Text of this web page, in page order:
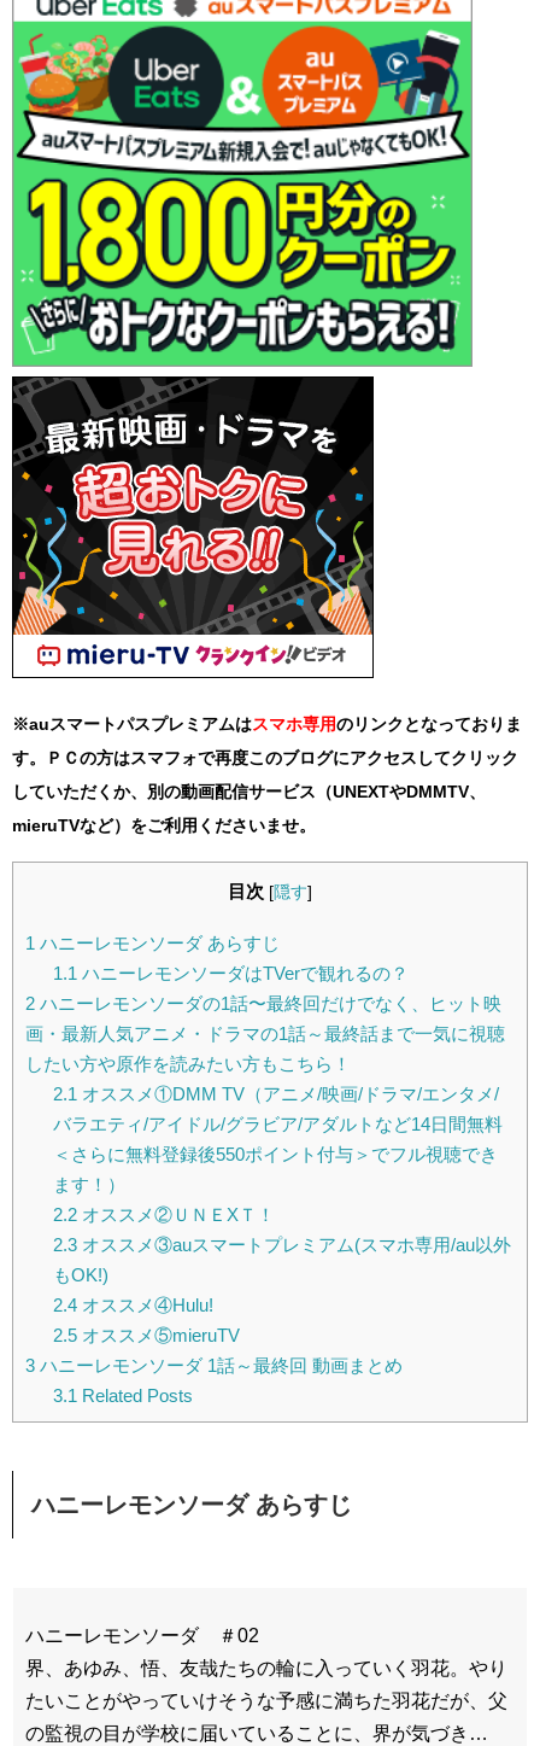
※auスマートパスプレミアムはスマホ専用のリンクとなっておりま
す。ＰＣの方はスマフォで再度このブログにアクセスしてクリック
していただくか、別の動画配信サービス（UNEXTやDMMTV、
mieruTVなど）をご利用くださいませ。
目次 [隠す]
1 ハニーレモンソーダ あらすじ
1.1 ハニーレモンソーダはTVerで観れるの？
2 ハニーレモンソーダの1話〜最終回だけでなく、ヒット映
画・最新人気アニメ・ドラマの1話～最終話まで一気に視聴
したい方や原作を読みたい方もこちら！
2.1 オススメ①DMM TV（アニメ/映画/ドラマ/エンタメ/
バラエティ/アイドル/グラビア/アダルトなど14日間無料
＜さらに無料登録後550ポイント付与＞でフル視聴でき
ます！）
2.2オススメ②ＵＮＥXＴ！
2.3オススメ③auスマートプレミアム(スマホ専用/au以外
もOK!)
2.4オススメ④Hulu!
2.5オススメ⑤mieruTV
3 ハニーレモンソーダ 1話～最終回 動画まとめ
3.1 Related Posts
ハニーレモンソーダ あらすじ
ハニーレモンソーダ ＃02
界、あゆみ、悟、友哉たちの輪に入っていく羽花。やり
たいことがやっていけそうな予感に満ちた羽花だが、父
の監視の目が学校に届いていることに、界が気づき…